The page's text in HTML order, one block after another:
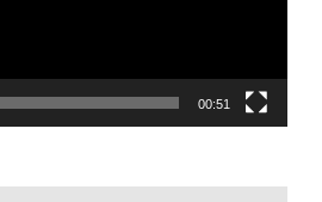
00:51